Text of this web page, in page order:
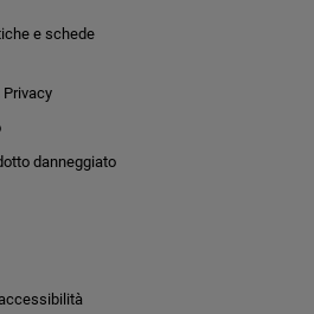
e schede
danneggiato